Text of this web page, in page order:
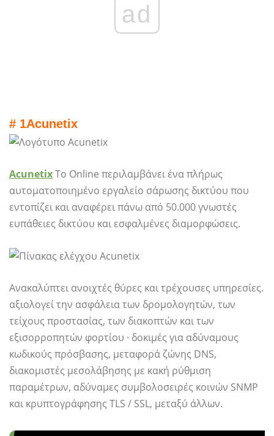
ad
# 1Acunetix
AcunetixΤο Online περιλαμβάνει ένα πλήρως
αυτοματοποιημένο εργαλείο σάρωσης δικτύου που
εντοπίζει και αναφέρει πάνω από 50.000 γνωστές
ευπάθειες δικτύου και εσφαλμένες διαμορφώσεις.
Ανακαλύπτει ανοιχτές θύρες και τρέχουσες υπηρεσίες.
αξιολογεί την ασφάλεια των δρομολογητών, των
τείχους προστασίας, των διακοπτών και των
εξισορροπητών φορτίου · δοκιμές για αδύναμους
κωδικούς πρόσβασης, μεταφορά ζώνης DNS,
διακομιστές μεσολάβησης με κακή ρύθμιση
παραμέτρων, αδύναμες συμβολοσειρές κοινών SNMP
και κρυπτογράφησης TLS / SSL, μεταξύ άλλων.